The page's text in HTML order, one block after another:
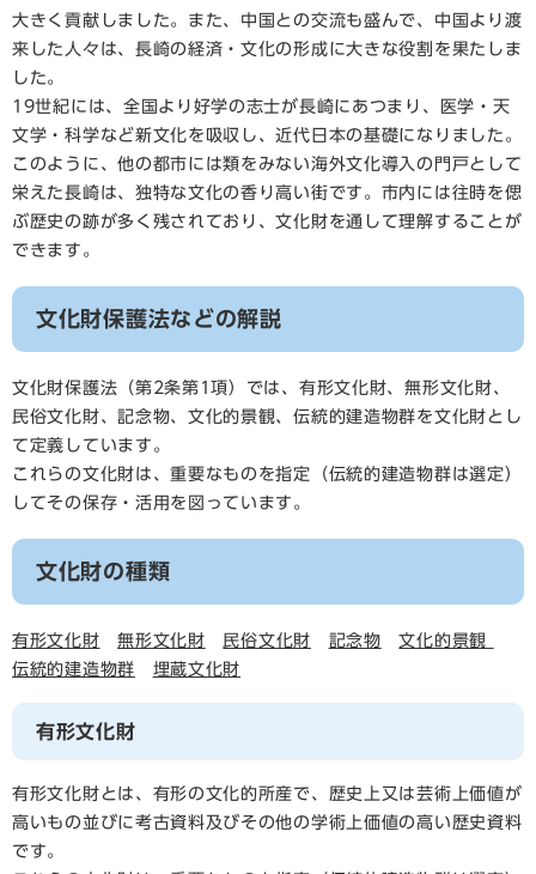
大きく貢献しました。また、中国との交流も盛んで、中国より渡
来した人々は、長崎の経済・文化の形成に大きな役割を果たしま
した。
19世紀には、全国より好学の志士が長崎にあつまり、医学・天
文学・科学など新文化を吸収し、近代日本の基礎になりました。
このように、他の都市には類をみない海外文化導入の門戸として
栄えた長崎は、独特な文化の香り高い街です。市内には往時を偲
ぶ歴史の跡が多く残されており、文化財を通して理解することが
できます。
文化財保護法などの解説
文化財保護法（第2条第1項）では、有形文化財、無形文化財、
民俗文化財、記念物、文化的景観、伝統的建造物群を文化財とし
て定義しています。
これらの文化財は、重要なものを指定（伝統的建造物群は選定）
してその保存・活用を図っています。
文化財の種類
有形文化財 無形文化財 民俗文化財 記念物
文化的景観
伝統的建造物群
埋蔵文化財
有形文化財
有形文化財とは、有形の文化的所産で、歴史上又は芸術上価値が
高いもの並びに考古資料及びその他の学術上価値の高い歴史資料
です。